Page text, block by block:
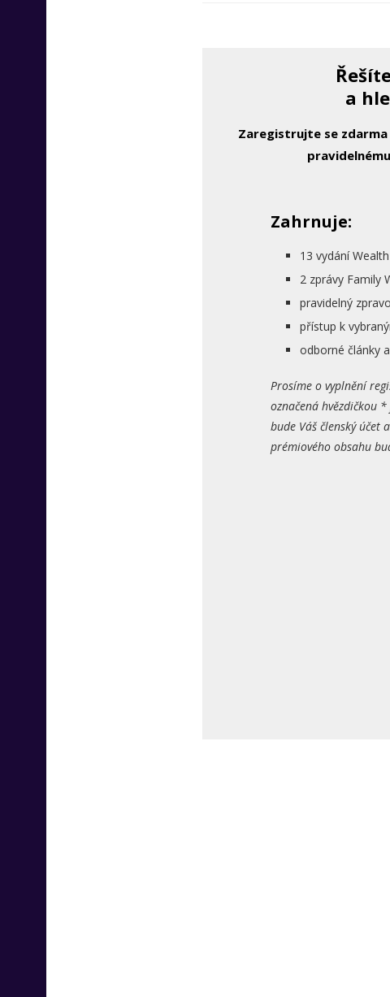
a
Zaregistrujte se zdarma
Zahrnuje:
13 vydání
2 zprávy Family
pravidelný
přístup k
odborné články
Prosíme o vyplnění
označená hvězdičkou
bude Váš členský
prémiového obsahu